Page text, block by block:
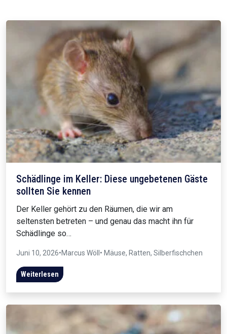
Schädlinge im Keller: Diese ungebetenen Gäste
sollten Sie kennen
Der Keller gehört zu den Räumen, die wir am
seltensten betreten – und genau das macht ihn für
Schädlinge so…
Juni 10, 2026•Marcus Wöll • Mäuse, Ratten, Silberfischchen
Weiterlesen